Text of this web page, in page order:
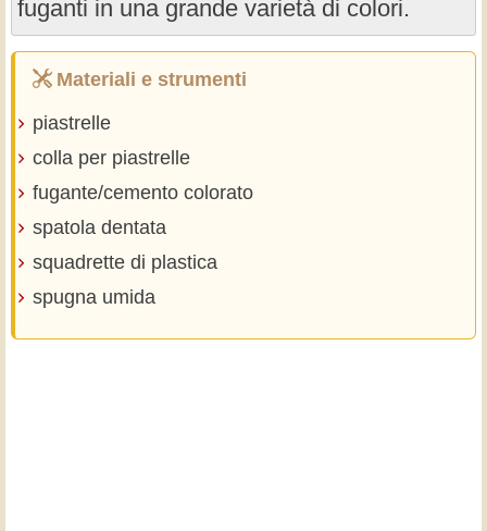
fuganti in una grande varietà di colori.
Materiali e strumenti
piastrelle
colla per piastrelle
fugante/cemento colorato
spatola dentata
squadrette di plastica
spugna umida